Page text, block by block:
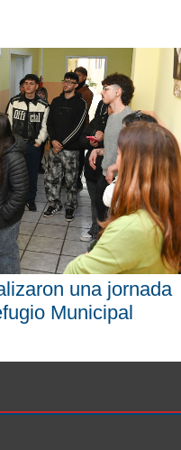
una jornada
Municipal